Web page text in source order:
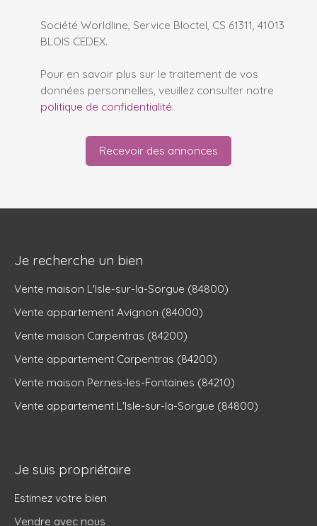
Société Worldline, Service Bloctel, CS 61311, 41013
BLOIS CEDEX.
Pour en savoir plus sur le traitement de vos
données personnelles, veuillez consulter notre
politique de confidentialité.
Recevoir des annonces
Je recherche un bien
Vente maison L'Isle-sur-la-Sorgue (84800)
Vente appartement Avignon (84000)
Vente maison Carpentras (84200)
Vente appartement Carpentras (84200)
Vente maison Pernes-les-Fontaines (84210)
Vente appartement L'Isle-sur-la-Sorgue (84800)
Je suis propriétaire
Estimez votre bien
Vendre avec nous